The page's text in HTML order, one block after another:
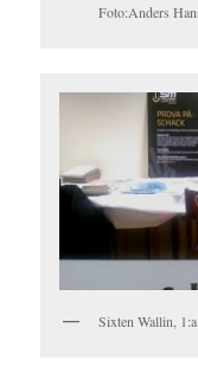
Foto:Anders
Sixten Wallin,